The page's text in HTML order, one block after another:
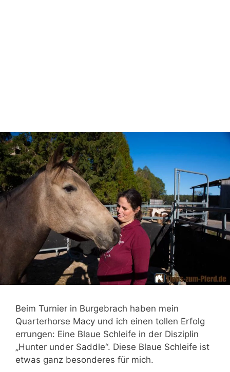
Beim Turnier in Burgebrach haben mein
Quarterhorse Macy und ich einen tollen Erfolg
errungen: Eine Blaue Schleife in der Disziplin
„Hunter under Saddle“. Diese Blaue Schleife ist
etwas ganz besonderes für mich.